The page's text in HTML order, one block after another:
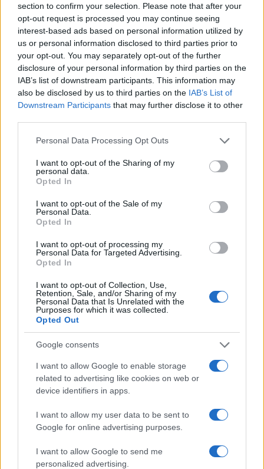
section to confirm your selection. Please note that after your
opt-out request is processed you may continue seeing
interest-based ads based on personal information utilized by
us or personal information disclosed to third parties prior to
your opt-out. You may separately opt-out of the further
disclosure of your personal information by third parties on the
IAB’s list of downstream participants. This information may
also be disclosed by us to third parties on the IAB’s List of
Downstream Participants that may further disclose it to other
Please note that this website/app uses one or more Google
not limited to your visit or usage behaviour. You may click to
grant or deny consent to Google and its third-party tags to
use your data for below specified purposes in below Google
consent section.
Personal Data Processing Opt Outs
I want to opt-out of the Sharing of my
personal data.
Opted In
I want to opt-out of the Sale of my
Personal Data.
Opted In
I want to opt-out of processing my
Personal Data for Targeted Advertising.
Opted In
I want to opt-out of Collection, Use,
Retention, Sale, and/or Sharing of my
Personal Data that Is Unrelated with the
Purposes for which it was collected.
Opted Out
Google consents
I want to allow Google to enable storage
related to advertising like cookies on web or
device identifiers in apps.
I want to allow my user data to be sent to
Google for online advertising purposes.
I want to allow Google to send me
personalized advertising.
Mindamellett, hogy a nádor maga is műgyűjtő volt, úgy vélte,
a terv alkalmas a magyar rendek lekötelezésére. Nem
tévesztette szem elől, hogy a Könyvtárnak a Múzeumba
történő beépítése megszűntethetné Széchényi Ferenc
kiváltságait, amelyeket az 1802-es alapítólevél rögzített. Az
1807-es országgyűlésen mondták ki, hogy a már működő
Az országgyűlés 1808. október 18-án szavazta meg a
múzeumi törvényt, ebben indítványozták, hogy állítsanak fel
egy olyan, az Országos Könyvtárhoz kapcsolódó
feltárja.
A Múzeum, a jogszabály szerint, a könyvek, kéziratok és
grafikai művek mellett kizárólag a haza régészeti és
történeti emlékeit, természeti produktumait és műipari
alkotásait gyűjti. Ugyanebben az évben Széchényiné
Festetich Julianna a Múzeumnak adományozta
ásványgyűjteményét, s számos egyéb adománnyal és
vásárlással is gyarapodott a Múzeum.
A legjelentősebb szerzemény a Jankovich-gyűjtemény
1832-es megvétele volt, amely könyveket, kéziratokat,
okleveleket, továbbá érem-, kép-, fegyver-, ékszer és
egyéb kollekciókat tartalmazott. József nádort bízták meg a